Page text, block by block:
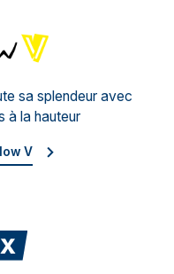
sa splendeur avec
à la hauteur
V